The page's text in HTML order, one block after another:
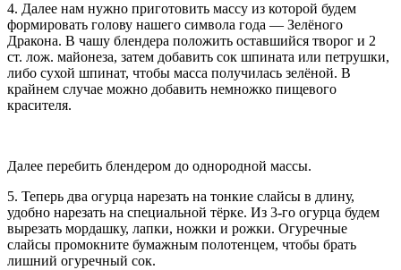
4. Далее нам нужно приготовить массу из которой будем
формировать голову нашего символа года — Зелёного
Дракона. В чашу блендера положить оставшийся творог и 2
ст. лож. майонеза, затем добавить сок шпината или петрушки,
либо сухой шпинат, чтобы масса получилась зелёной. В
крайнем случае можно добавить немножко пищевого
красителя.
Далее перебить блендером до однородной массы.
5. Теперь два огурца нарезать на тонкие слайсы в длину,
удобно нарезать на специальной тёрке. Из 3-го огурца будем
вырезать мордашку, лапки, ножки и рожки. Огуречные
слайсы промокните бумажным полотенцем, чтобы брать
лишний огуречный сок.